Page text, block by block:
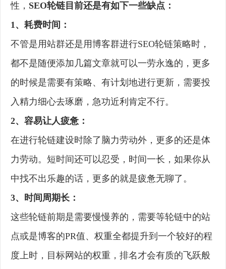
性， SEO轮链目前还是有如下一些缺点：
1、耗费时间：
不管是用站群还是用博客群进行SEO轮链策略时，
都不是随便添加几篇文章就可以一劳永逸的，更多
的时候是需要有策略、有计划地进行更新，需要投
入精力细心去琢磨，急功近利肯定不行。
2、容易让人疲惫：
在进行轮链建设时除了脑力劳动外，更多的还是体
力劳动。短时间还可以忍受，时间一长，如果你从
中找不出乐趣的话，更多的就是疲惫无聊了。
3、时间周期长：
这些轮链前期是需要慢慢养的，需要等轮链中的站
点或是博客的PR值、权重全都提升到一个较好的程
度上时，目标网站的权重，排名才会有质的飞跃般